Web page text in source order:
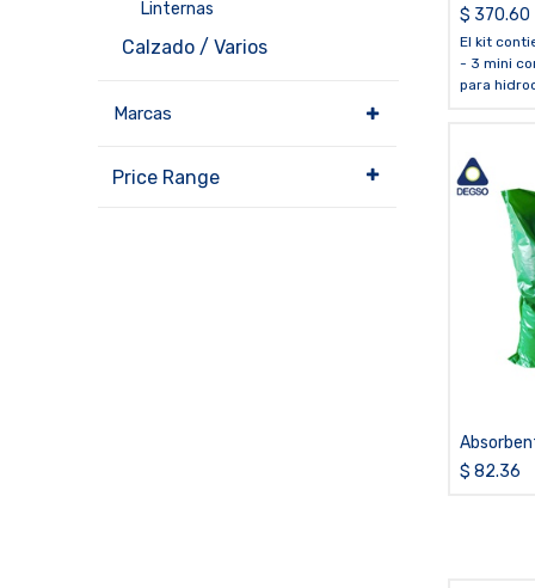
Linternas
Calzado / Varios
Marcas
Price Range
de
PETRO
$ 370.60
El kit
- 3 mini
para
temporal
- 1 caja
utilizada
$ 82.36